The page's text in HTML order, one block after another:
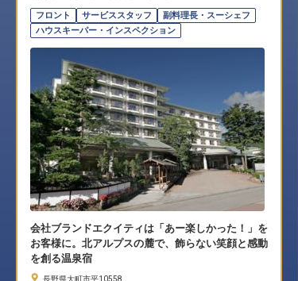
フロント サービススタッフ
副料理長・スーシェフ
ハウスキーパー・インスペクション
会社ブランドエクイティは「あー楽しかった！」を
お客様に。北アルプスの麓で、飾らない笑顔と感動
を創る温泉宿
長野県大町市平10558